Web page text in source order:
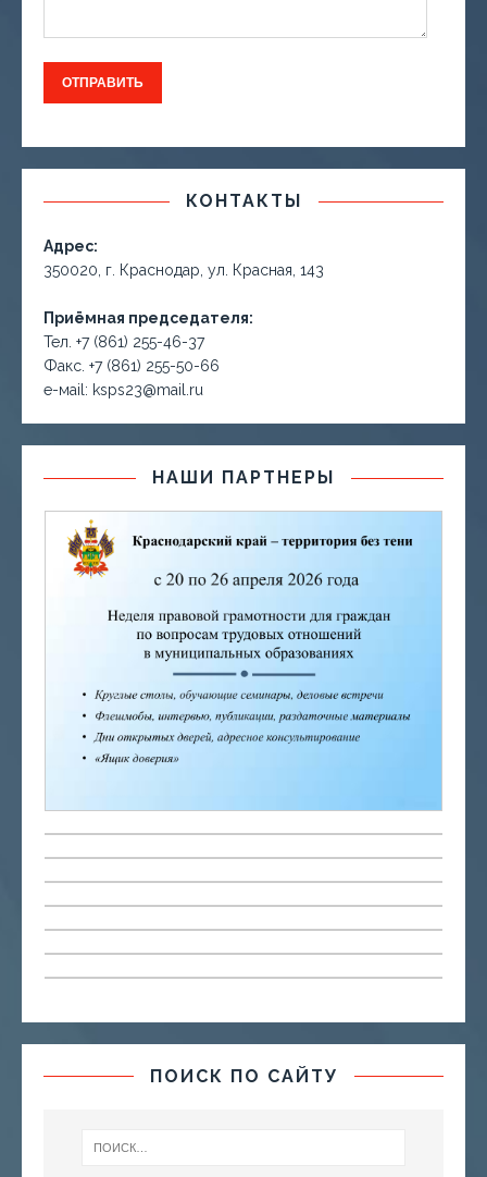
КОНТАКТЫ
Адрес:
350020, г. Краснодар, ул. Красная, 143
Приёмная председателя:
Тел. +7 (861) 255-46-37
Факс. +7 (861) 255-50-66
е-маil: ksps23@mail.ru
НАШИ ПАРТНЕРЫ
ПОИСК ПО САЙТУ